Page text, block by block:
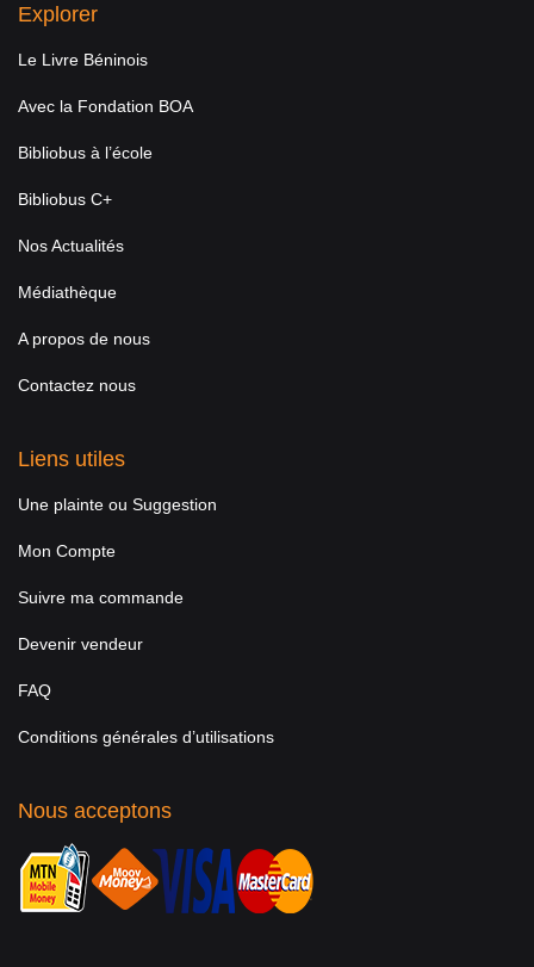
Explorer
Le Livre Béninois
Avec la Fondation BOA
Bibliobus à l’école
Bibliobus C+
Nos Actualités
Médiathèque
A propos de nous
Contactez nous
Liens utiles
Une plainte ou Suggestion
Mon Compte
Suivre ma commande
Devenir vendeur
FAQ
Conditions générales d’utilisations
Nous acceptons